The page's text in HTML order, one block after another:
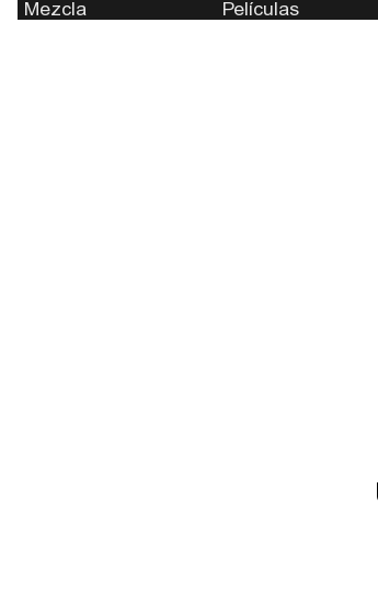
Mezcla Películas